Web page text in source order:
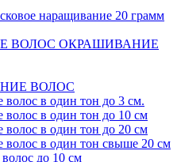
наращивание 20 грамм
ОКРАШИВАНИЕ
ВОЛОС
в один тон до 3 см.
в один тон до 10 см
в один тон до 20 см
в один тон свыше 20 см
до 10 см